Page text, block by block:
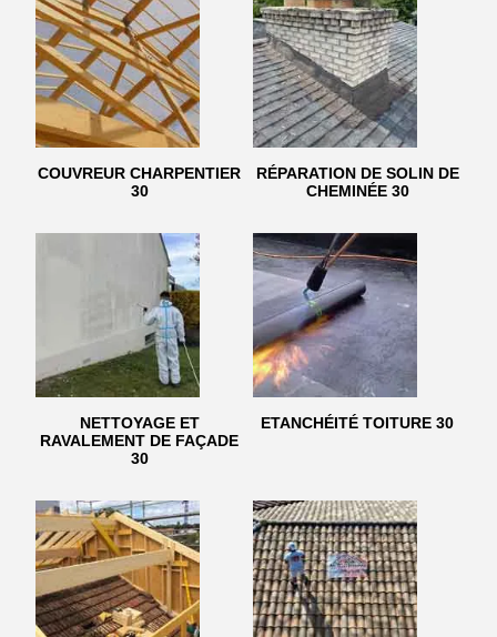
COUVREUR CHARPENTIER
30
RÉPARATION DE SOLIN DE
CHEMINÉE 30
NETTOYAGE ET
RAVALEMENT DE FAÇADE
30
ETANCHÉITÉ TOITURE 30